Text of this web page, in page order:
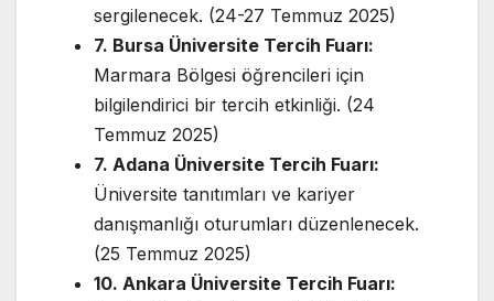
sergilenecek. (24-27 Temmuz 2025)
7. Bursa Üniversite Tercih Fuarı:
Marmara Bölgesi öğrencileri için
bilgilendirici bir tercih etkinliği. (24
Temmuz 2025)
7. Adana Üniversite Tercih Fuarı:
Üniversite tanıtımları ve kariyer
danışmanlığı oturumları düzenlenecek.
(25 Temmuz 2025)
10. Ankara Üniversite Tercih Fuarı: